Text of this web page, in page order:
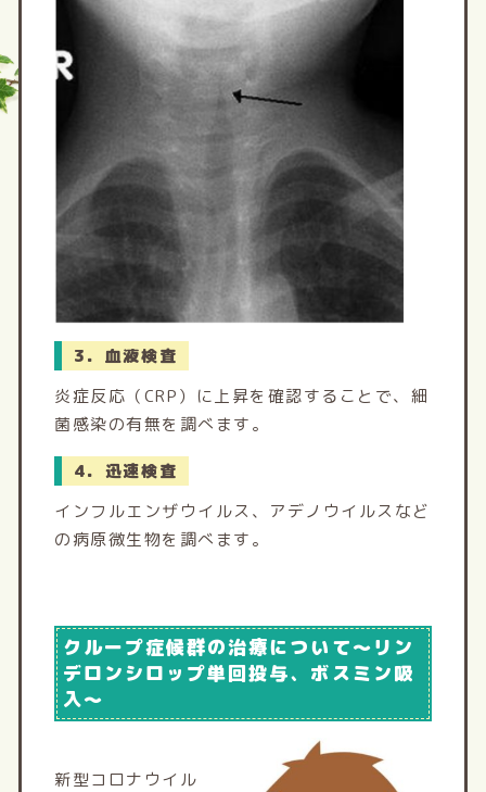
3．血液検査
炎症反応（CRP）に上昇を確認することで、細
菌感染の有無を調べます。
4．迅速検査
インフルエンザウイルス、アデノウイルスなど
の病原微生物を調べます。
クループ症候群の治療について～リン
デロンシロップ単回投与、ボスミン吸
入～
新型コロナウイル